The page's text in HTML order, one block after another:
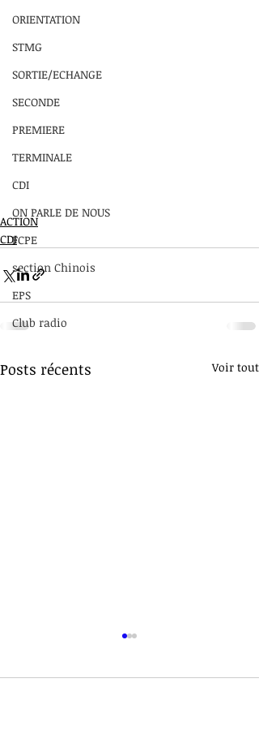
ORIENTATION
STMG
SORTIE/ECHANGE
SECONDE
PREMIERE
TERMINALE
CDI
ON PARLE DE NOUS
FCPE
section Chinois
EPS
Club radio
ACTION
CDI
Posts récents Voir tout